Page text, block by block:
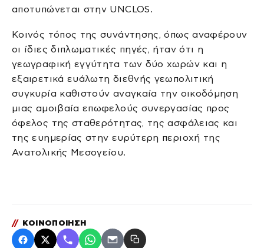
αποτυπώνεται στην UNCLOS.
Κοινός τόπος της συνάντησης, όπως αναφέρουν
οι ίδιες διπλωματικές πηγές, ήταν ότι η
γεωγραφική εγγύτητα των δύο χωρών και η
εξαιρετικά ευάλωτη διεθνής γεωπολιτική
συγκυρία καθιστούν αναγκαία την οικοδόμηση
μιας αμοιβαία επωφελούς συνεργασίας προς
όφελος της σταθερότητας, της ασφάλειας και
της ευημερίας στην ευρύτερη περιοχή της
Ανατολικής Μεσογείου.
// ΚΟΙΝΟΠΟΙΗΣΗ